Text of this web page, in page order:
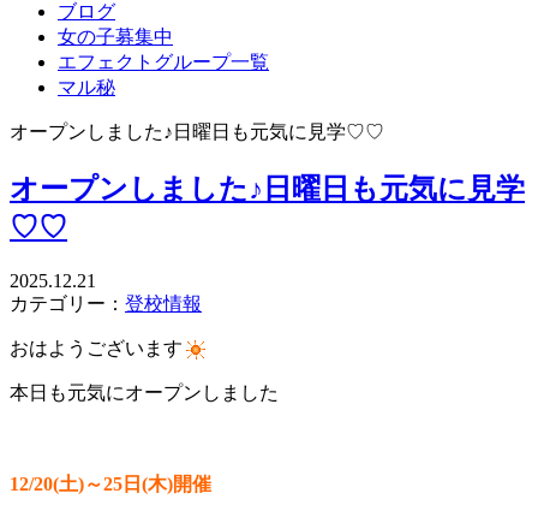
ブログ
女の子募集中
エフェクトグループ一覧
マル秘
オープンしました♪日曜日も元気に見学♡♡
オープンしました♪日曜日も元気に見学
♡♡
2025.12.21
カテゴリー： 登校情報
おはようございます
本日も元気にオープンしました
12/20(土)～25日(木)開催